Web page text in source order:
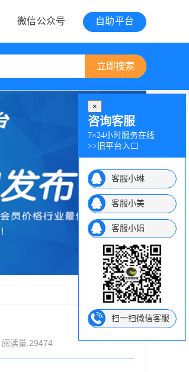
自助平台
微信公众号
×
咨询客服
7×24小时服务在线
>> 旧平台入口
客服小琳
客服小美
客服小娟
扫一扫微信客服
阅读量:29474